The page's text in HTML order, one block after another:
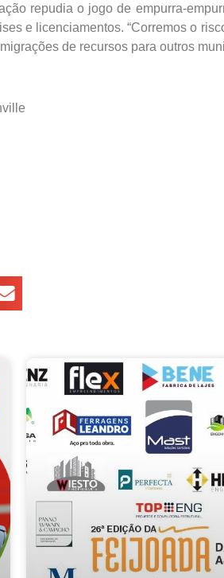
repudia o jogo de empurra-
e licenciamentos. “Corremos o
de recursos para outros